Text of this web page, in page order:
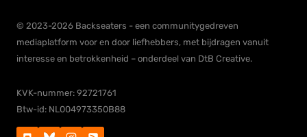
© 2023-2026 Backseaters - een communitygedreven
mediaplatform voor en door liefhebbers, met bijdragen vanuit
interesse en betrokkenheid – onderdeel van DtB Creative.
KVK-nummer: 92721761
Btw-id: NL004973350B88